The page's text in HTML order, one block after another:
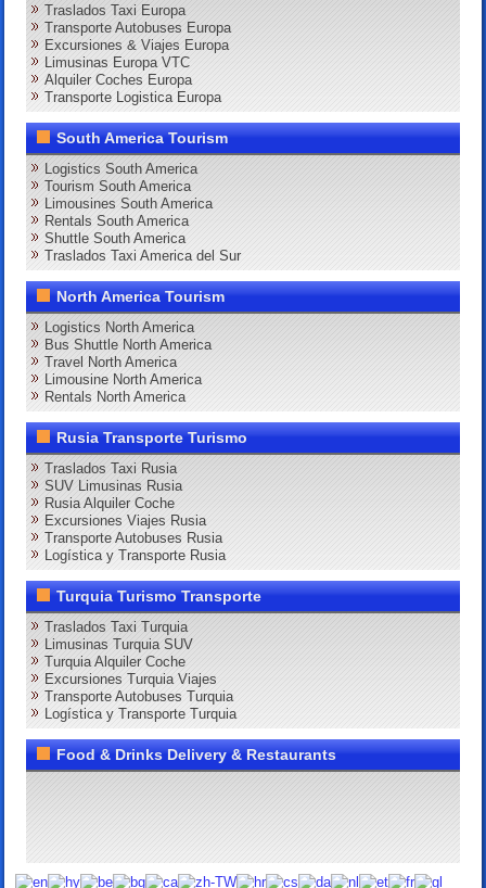
Traslados Taxi Europa
Transporte Autobuses Europa
Excursiones & Viajes Europa
Limusinas Europa VTC
Alquiler Coches Europa
Transporte Logistica Europa
South America Tourism
Logistics South America
Tourism South America
Limousines South America
Rentals South America
Shuttle South America
Traslados Taxi America del Sur
North America Tourism
Logistics North America
Bus Shuttle North America
Travel North America
Limousine North America
Rentals North America
Rusia Transporte Turismo
Traslados Taxi Rusia
SUV Limusinas Rusia
Rusia Alquiler Coche
Excursiones Viajes Rusia
Transporte Autobuses Rusia
Logística y Transporte Rusia
Turquia Turismo Transporte
Traslados Taxi Turquia
Limusinas Turquia SUV
Turquia Alquiler Coche
Excursiones Turquia Viajes
Transporte Autobuses Turquia
Logística y Transporte Turquia
Food & Drinks Delivery & Restaurants